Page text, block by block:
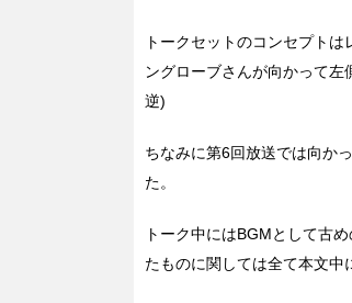
トークセットのコンセプト
ングローブさんが向かって
逆)
ちなみに第6回放送では向か
た。
トーク中にはBGMとして古
たものに関しては全て本文中